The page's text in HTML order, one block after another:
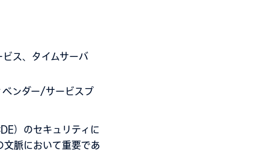
ス、タイムサーバ
ベンダー/サービスプ
）のセキュリティに
文脈において重要であ